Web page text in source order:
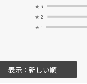
★ 3
★ 2
★ 1
表示：新しい順